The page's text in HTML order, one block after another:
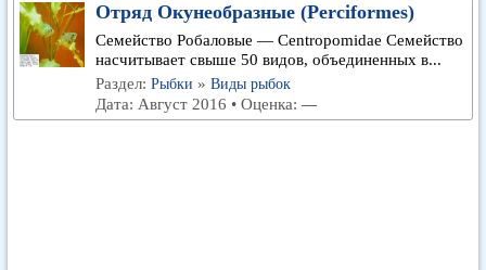
Отряд Окунеобразные (Perciformes)
Семейство Робаловые — Centropomidae Семейство
насчитывает свыше 50 видов, объединенных в...
Раздел: Рыбки » Виды рыбок
Дата: Август 2016 • Оценка: —